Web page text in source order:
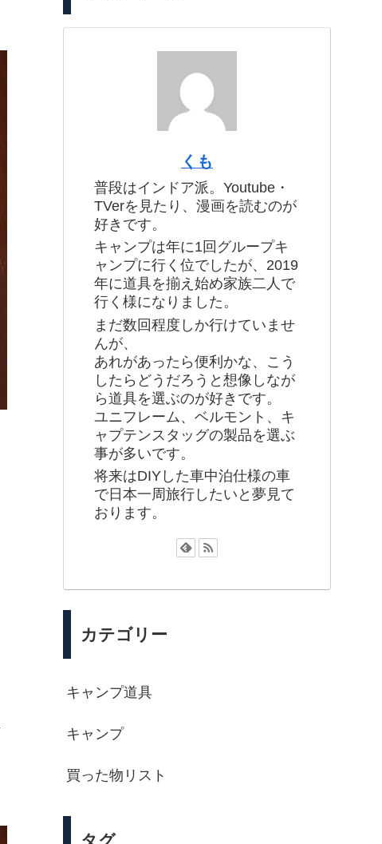
くも
普段はインドア派。Youtube・
TVerを見たり、漫画を読むのが
好きです。
キャンプは年に1回グループキ
ャンプに行く位でしたが、2019
年に道具を揃え始め家族二人で
行く様になりました。
まだ数回程度しか行けていませ
んが、
あれがあったら便利かな、こう
したらどうだろうと想像しなが
ら道具を選ぶのが好きです。
ユニフレーム、ベルモント、キ
ャプテンスタッグの製品を選ぶ
事が多いです。
将来はDIYした車中泊仕様の車
で日本一周旅行したいと夢見て
おります。
カテゴリー
キャンプ道具
キャンプ
買った物リスト